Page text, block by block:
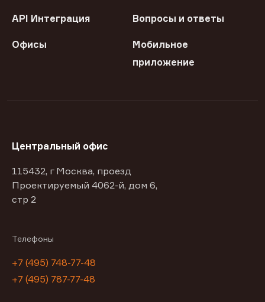
API Интеграция Вопросы и ответы
Офисы
Мобильное
приложение
Центральный офис
115432, г Москва, проезд
Проектируемый 4062-й, дом 6,
стр 2
Телефоны
+7 (495) 748-77-48
+7 (495) 787-77-48